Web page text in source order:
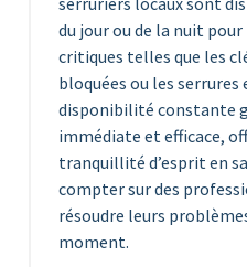
du jour ou de la nuit
critiques telles que les
bloquées ou les
disponibilité constante
immédiate et efficace,
tranquillité d’esprit en
compter sur des
résoudre leurs
moment.